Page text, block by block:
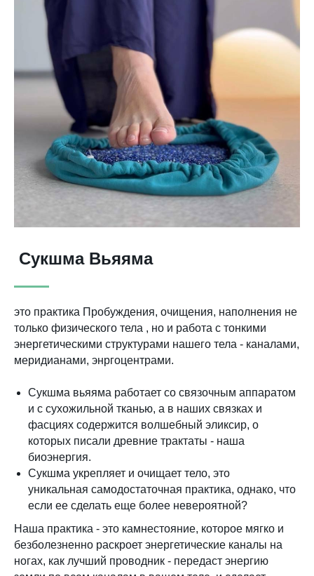
Сукшма Вьяяма
это практика Пробуждения, очищения, наполнения не
только физического тела , но и работа с тонкими
энергетическими структурами нашего тела - каналами,
меридианами, энргоцентрами.
Сукшма вьяяма работает со связочным аппаратом
и с сухожильной тканью, а в наших связках и
фасциях содержится волшебный эликсир, о
которых писали древние трактаты - наша
биоэнергия.
Сукшма укрепляет и очищает тело, это
уникальная самодостаточная практика, однако, что
если ее сделать еще более невероятной?
Наша практика - это камнестояние, которое мягко и
безболезненно раскроет энергетические каналы на
ногах, как лучший проводник - передаст энергию